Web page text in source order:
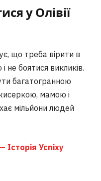
у Олівії
що треба вірити в
не боятися викликів.
багатогранною
мамою і
мільйони людей
Успіху